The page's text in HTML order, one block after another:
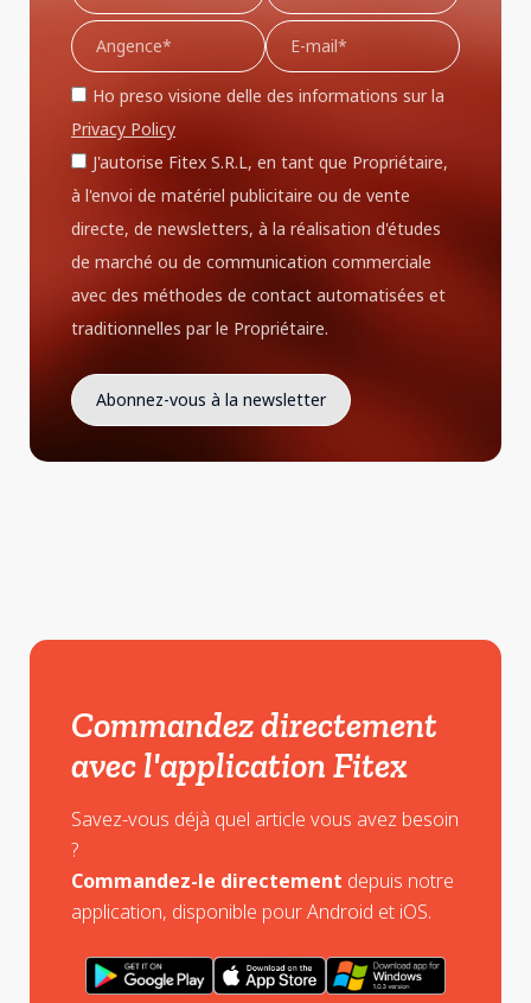
Ho preso visione delle des informations sur la
Privacy Policy
J'autorise Fitex S.R.L, en tant que Propriétaire,
à l'envoi de matériel publicitaire ou de vente
directe, de newsletters, à la réalisation d'études
de marché ou de communication commerciale
avec des méthodes de contact automatisées et
traditionnelles par le Propriétaire.
Commandez directement
avec l'application Fitex
Savez-vous déjà quel article vous avez besoin
?
Commandez-le directement depuis notre
application, disponible pour Android et iOS.